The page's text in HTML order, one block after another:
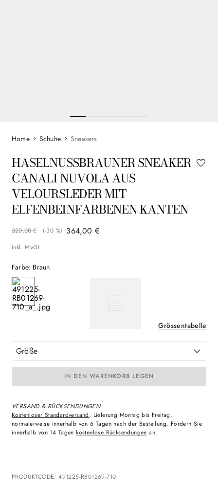
Schuhe Sneakers
HASELNUSSBRAUNER SNEAKER
CANALI NUVOLA AUS
VELOURSLEDER MIT
ELFENBEINFARBENEN KANTEN
520,00 € (-30 %) 364,00 €
inkl. MwSt
Farbe: Braun
Grössentabelle
Größe
IN DEN WARENKORB LEGEN
VERSAND & RÜCKSENDUNGEN
Kostenloser Standardversand, Lieferung Montag bis Freitag,
normalerweise innerhalb von 6 Tagen nach der Bestellung. Fordern Sie
innerhalb von 14 Tagenkostenlose Rücksendungen an.
PRODUKTCODE:491225-RB01269-710